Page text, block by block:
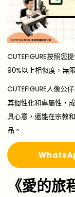
CUTEFIGURE按照您
90%以上相似度，無
CUTEFIGURE人像公
其個性化和專屬性，
具心意，還能在宗教
品。
WhatsA
《愛的